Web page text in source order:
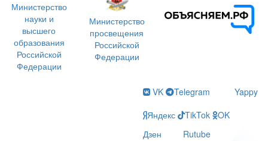
Министерство
науки и
высшего
образования
Российской
Федерации
Министерство
просвещения
Российской
Федерации
VK Telegram
Yappy
Яндекс
TikTok
OK
Дзен
Rutube